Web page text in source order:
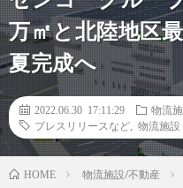
万㎡と北陸地区
夏完成へ
2022.06.30 17:11:29
物流
プレスリリースなど
物流施設
HOME 物流施設/不動産